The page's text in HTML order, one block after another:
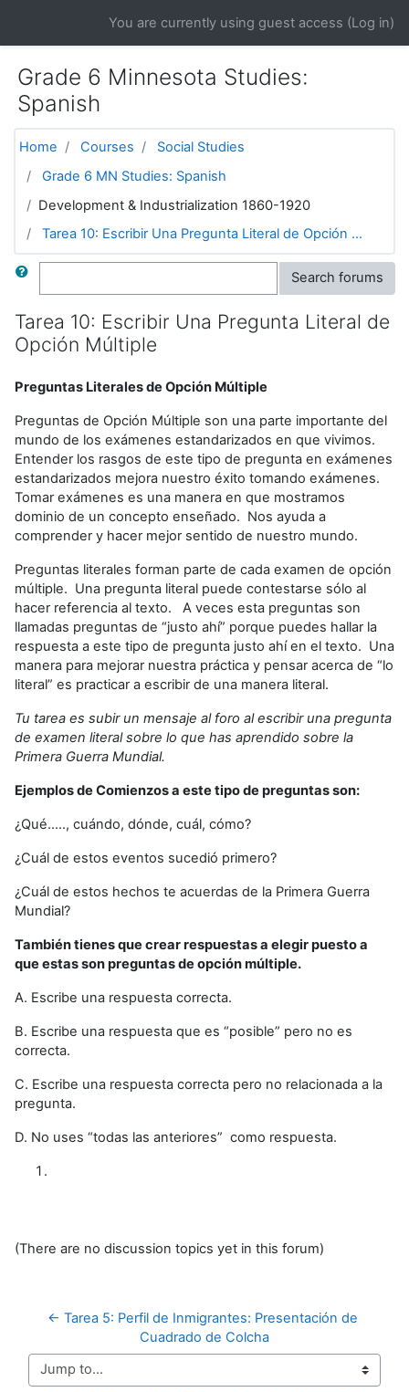
You are currently using guest access (Log in)
Grade 6 Minnesota Studies:
Spanish
Home Courses
Social Studies
Grade 6 MN Studies: Spanish
Development & Industrialization 1860-1920
Tarea 10: Escribir Una Pregunta Literal de Opción ...
Search Search forums
Tarea 10: Escribir Una Pregunta Literal de
Opción Múltiple
Preguntas Literales de Opción Múltiple
Preguntas de Opción Múltiple son una parte importante del
mundo de los exámenes estandarizados en que vivimos.
Entender los rasgos de este tipo de pregunta en exámenes
estandarizados mejora nuestro éxito tomando exámenes.
Tomar exámenes es una manera en que mostramos
dominio de un concepto enseñado. Nos ayuda a
comprender y hacer mejor sentido de nuestro mundo.
Preguntas literales forman parte de cada examen de opción
múltiple. Una pregunta literal puede contestarse sólo al
hacer referencia al texto. A veces esta preguntas son
llamadas preguntas de “justo ahí” porque puedes hallar la
respuesta a este tipo de pregunta justo ahí en el texto. Una
manera para mejorar nuestra práctica y pensar acerca de “lo
literal” es practicar a escribir de una manera literal.
Tu tarea es subir un mensaje al foro al escribir una pregunta
de examen literal sobre lo que has aprendido sobre la
Primera Guerra Mundial.
Ejemplos de Comienzos a este tipo de preguntas son:
¿Qué....., cuándo, dónde, cuál, cómo?
¿Cuál de estos eventos sucedió primero?
¿Cuál de estos hechos te acuerdas de la Primera Guerra
Mundial?
También tienes que crear respuestas a elegir puesto a
que estas son preguntas de opción múltiple.
A. Escribe una respuesta correcta.
B. Escribe una respuesta que es “posible” pero no es
correcta.
C. Escribe una respuesta correcta pero no relacionada a la
pregunta.
D. No uses “todas las anteriores” como respuesta.
(There are no discussion topics yet in this forum)
← Tarea 5: Perfil de Inmigrantes: Presentación de
Cuadrado de Colcha
Jump to...